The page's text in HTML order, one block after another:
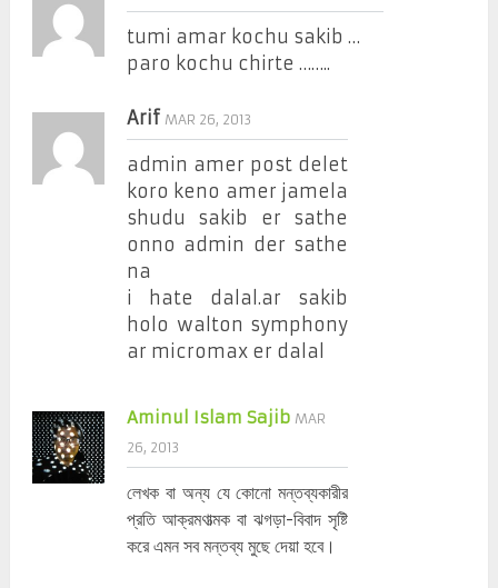
tumi amar kochu sakib …
paro kochu chirte ……..
Arif MAR 26, 2013
admin amer post delet
koro keno amer jamela
shudu sakib er sathe
onno admin der sathe
na
i hate dalal.ar sakib
holo walton symphony
ar micromax er dalal
Aminul Islam Sajib MAR
26, 2013
লেখক বা অন্য যে কোনো মন্তব্যকারীর
প্রতি আক্রমণাত্মক বা ঝগড়া-বিবাদ সৃষ্টি
করে এমন সব মন্তব্য মুছে দেয়া হবে।